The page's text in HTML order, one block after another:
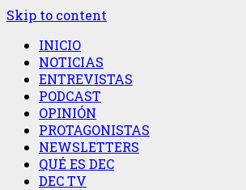
Skip to content
INICIO
NOTICIAS
ENTREVISTAS
PODCAST
OPINIÓN
PROTAGONISTAS
NEWSLETTERS
QUÉ ES DEC
DEC TV